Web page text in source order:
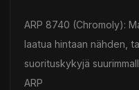
ARP 8740 (Chromoly):
laatua hintaan nähden,
suorituskykyjä
ARP